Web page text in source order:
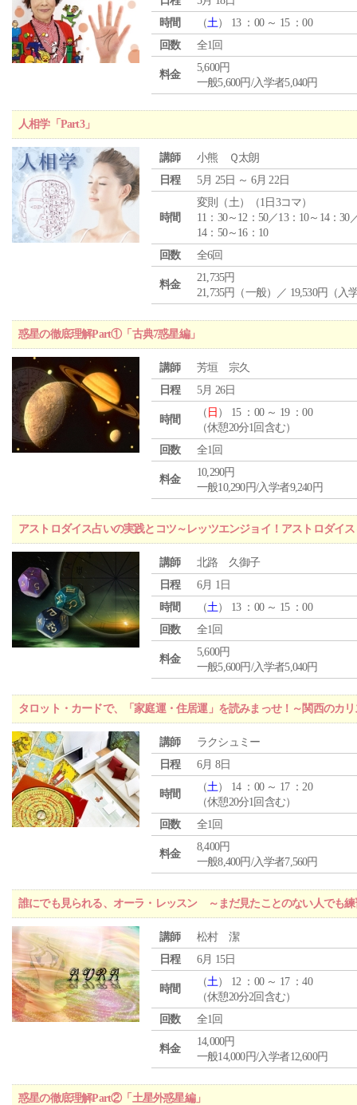
時間
（土） 13 ：00 ～ 15 ：00
回数
全1回
料金
5,600円
一般5,600円/入学者5,040円
人相学「Part3」
講師
小熊 Ｑ太朗
日程
5月 25日 ～ 6月 22日
時間
変則（土）（1日3コマ）
11：30～12：50／13：10～14：30
14：50～16：10
回数
全6回
料金
21,735円
21,735円（一般）／ 19,530円（入
惑星の徹底理解Part①「古典7惑星編」
講師
芳垣 宗久
日程
5月 26日
時間
（ 日 ） 15 ：00 ～ 19 ：00
（休憩20分1回含む）
回数
全1回
料金
10,290円
一般10,290円/入学者9,240円
アストロダイス占いの実践とコツ～レッツエンジョイ！アストロダイス
講師
北路 久御子
日程
6月 1日
時間
（土） 13 ：00 ～ 15 ：00
回数
全1回
料金
5,600円
一般5,600円/入学者5,040円
タロット・カードで、「家庭運・住居運」を読みまっせ！～関西のカ
講師
ラクシュミー
日程
6月 8日
時間
（土） 14 ：00 ～ 17 ：20
（休憩20分1回含む）
回数
全1回
料金
8,400円
一般8,400円/入学者7,560円
誰にでも見られる、オーラ・レッスン ～まだ見たことのない人でも
講師
松村 潔
日程
6月 15日
時間
（土） 12 ：00 ～ 17 ：40
（休憩20分2回含む）
回数
全1回
料金
14,000円
一般14,000円/入学者12,600円
惑星の徹底理解Part②「土星外惑星編」